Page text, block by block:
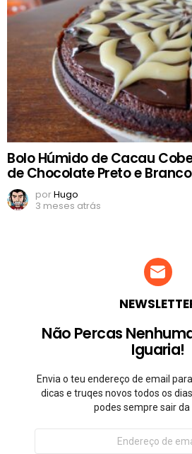
Bolo Húmido de Cacau
de Chocolate Preto e Branco
porHugo
3 meses atrás
Não Percas
Iguaria!
Envia o teu endereço de email
dicas e truqes novos todos os
podes sempre sair da
Endereço